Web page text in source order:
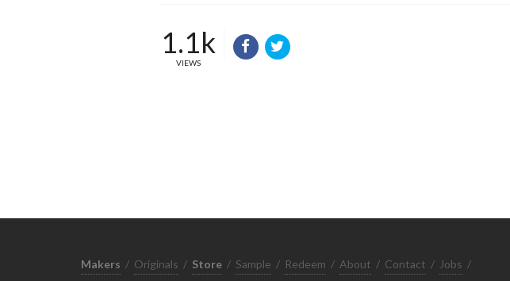
1.1k
VIEWS
Makers / Originals / Store / Sample / Redeem / About / Contact / Jobs /